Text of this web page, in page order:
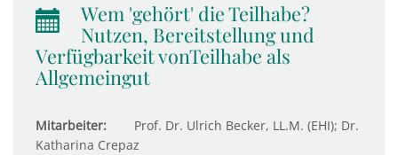
Wem 'gehört' die Teilhabe?
Nutzen, Bereitstellung und
Verfügbarkeit vonTeilhabe als
Allgemeingut
Mitarbeiter:
Prof. Dr. Ulrich Becker, LL.M. (EHI); Dr.
Katharina Crepaz